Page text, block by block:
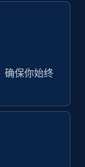
确保你始终